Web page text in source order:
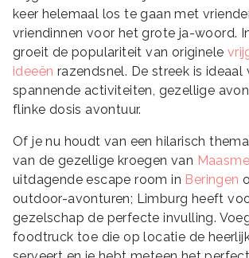
keer helemaal los te gaan met
vriendinnen voor het grote ja-woord.
groeit de populariteit van originele
ideeën razendsnel. De streek is ideaal
spannende activiteiten, gezellige
flinke dosis avontuur.
Of je nu houdt van een hilarisch
van de gezellige kroegen van
uitdagende escape room in Beringen
outdoor-avonturen; Limburg heeft
gezelschap de perfecte invulling.
foodtruck toe die op locatie de